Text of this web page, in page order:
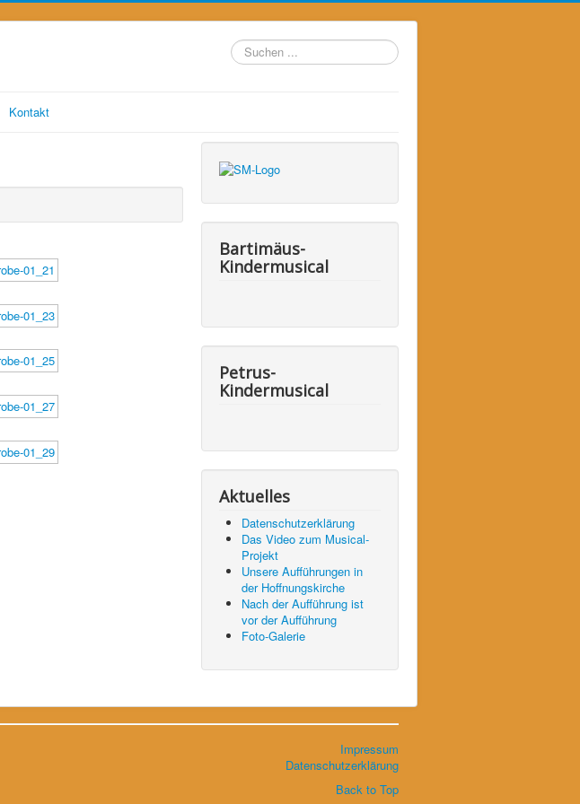
Suchen
...
Kontakt
Bartimäus-
Kindermusical
Petrus-
Kindermusical
Aktuelles
Datenschutzerklärung
Das Video zum Musical-
Projekt
Unsere Aufführungen in
der Hoffnungskirche
Nach der Aufführung ist
vor der Aufführung
Foto-Galerie
Impressum
Datenschutzerklärung
Back to Top